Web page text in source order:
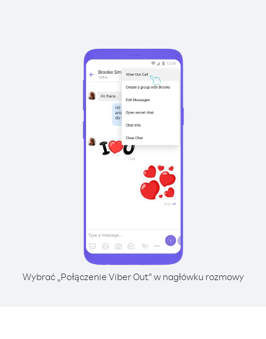
Wybrać „Połączenie Viber Out” w nagłówku rozmowy